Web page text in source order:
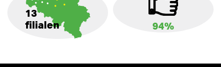
13
filialen
94%